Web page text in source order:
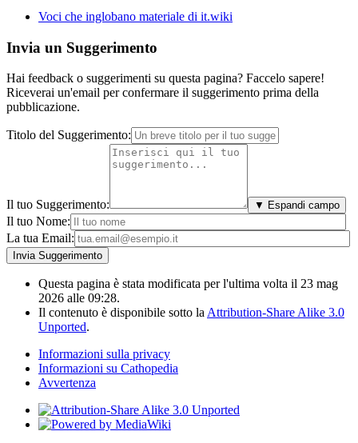
Voci che inglobano materiale di it.wiki
Invia un Suggerimento
Hai feedback o suggerimenti su questa pagina? Faccelo sapere!
Riceverai un'email per confermare il suggerimento prima della
pubblicazione.
Titolo del Suggerimento:
Il tuo Suggerimento: ▼ Espandi campo
Il tuo Nome:
La tua Email:
Questa pagina è stata modificata per l'ultima volta il 23 mag
2026 alle 09:28.
Il contenuto è disponibile sotto la Attribution-Share Alike 3.0
Unported.
Informazioni sulla privacy
Informazioni su Cathopedia
Avvertenza